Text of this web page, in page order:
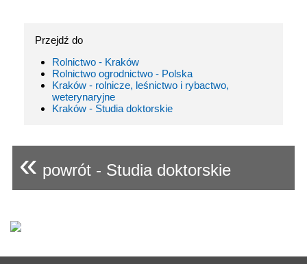
Przejdź do
Rolnictwo - Kraków
Rolnictwo ogrodnictwo - Polska
Kraków - rolnicze, leśnictwo i rybactwo,
weterynaryjne
Kraków - Studia doktorskie
« powrót - Studia doktorskie